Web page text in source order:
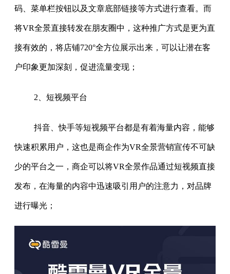
码、菜单栏按钮以及文章底部链接等方式进行查看。而
将VR全景直接转发在朋友圈中，这种推广方式是更为直
接有效的，将店铺720°全方位展示出来，可以让潜在客
户印象更加深刻，促进流量变现；
2、短视频平台
抖音、快手等短视频平台都是有着海量内容，能够
快速积累用户，这也是商企作为VR全景营销宣传不可缺
少的平台之一，商企可以将VR全景作品通过短视频直接
发布，在海量的内容中迅速吸引用户的注意力，对品牌
进行曝光；